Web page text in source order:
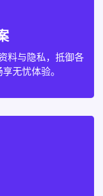
料与隐私，抵御各
无忧体验。